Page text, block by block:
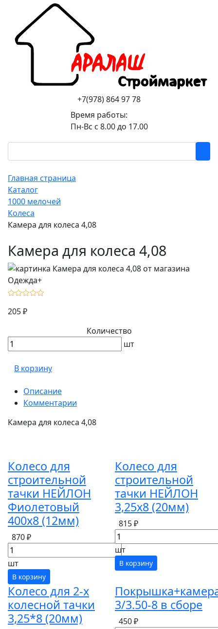
+7(978) 864 97 78
Время работы:
Пн-Вс с 8.00 до 17.00
Главная страница
Каталог
1000 мелочей
Колеса
Камера для колеса 4,08
Камера для колеса 4,08
205 ₽
Количество
шт
В корзину
Описание
Комментарии
Камера для колеса 4,08
Колесо для
строительной
тачки НЕЙЛОН
Фиолетовый
400х8 (12мм)
870 ₽
шт
В корзину
Колесо для
строительной
тачки НЕЙЛОН
3,25х8 (20мм)
815 ₽
шт
В корзину
Колесо для 2-х
колесной тачки
3,25*8 (20мм)
3/3.50-8 в сборе
450 ₽